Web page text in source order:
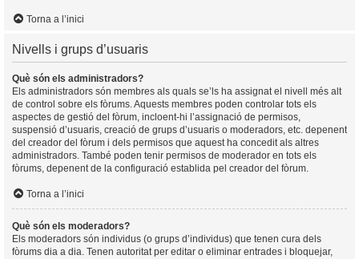
Torna a l’inici
Nivells i grups d’usuaris
Què són els administradors?
Els administradors són membres als quals se’ls ha assignat el nivell més alt
de control sobre els fòrums. Aquests membres poden controlar tots els
aspectes de gestió del fòrum, incloent-hi l’assignació de permisos,
suspensió d’usuaris, creació de grups d’usuaris o moderadors, etc. depenent
del creador del fòrum i dels permisos que aquest ha concedit als altres
administradors. També poden tenir permisos de moderador en tots els
fòrums, depenent de la configuració establida pel creador del fòrum.
Torna a l’inici
Què són els moderadors?
Els moderadors són individus (o grups d’individus) que tenen cura dels
fòrums dia a dia. Tenen autoritat per editar o eliminar entrades i bloquejar,